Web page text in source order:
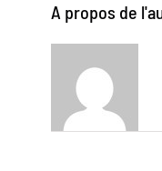
A propos de